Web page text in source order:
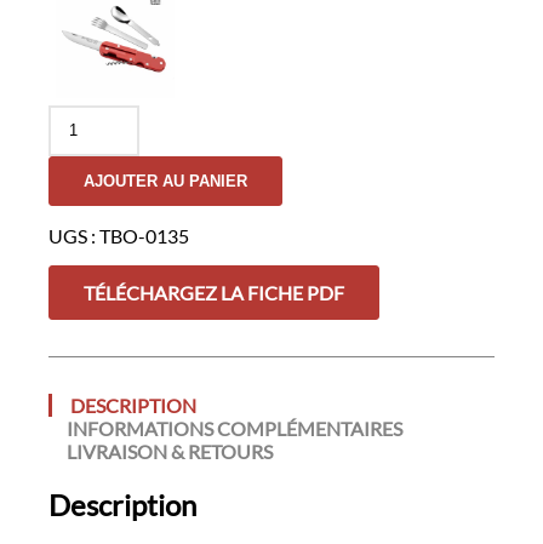
quantité
Couteau
Bivouac
avec
Couverts
AJOUTER AU PANIER
UGS : TBO-0135
TÉLÉCHARGEZ LA FICHE PDF
DESCRIPTION
INFORMATIONS COMPLÉMENTAIRES
LIVRAISON & RETOURS
Description